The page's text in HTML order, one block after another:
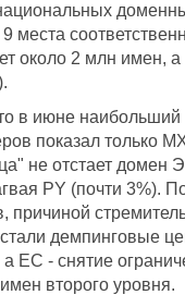
места
около 2 млн имен, а
в июне наибольший
показал только
не отстает домен
PY (почти 3%).
причиной
демпинговые
а ЕС - снятие
второго уровня.